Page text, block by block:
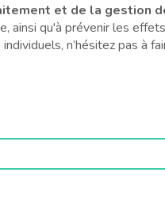
et de la gestion
ainsi qu'à prévenir les
n’hésitez pas à